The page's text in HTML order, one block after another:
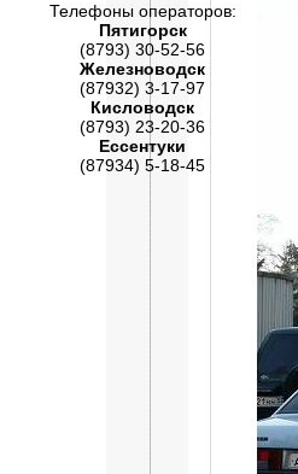
Телефоны операторов:
Пятигорск
(8793) 30-52-56
Железноводск
(87932) 3-17-97
Кисловодск
(8793) 23-20-36
Ессентуки
(87934) 5-18-45